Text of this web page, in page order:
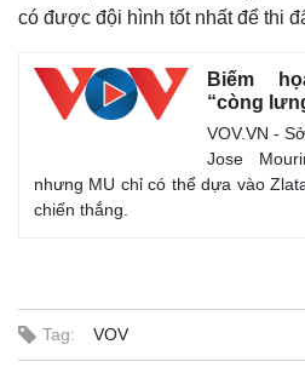
Khởi nghiệp
có được đội hình tốt nhất để thi
Biếm
“còng
VOV.VN -
Jose
nhưng MU chỉ có thể dựa vào
chiến thắng.
Tag: VOV